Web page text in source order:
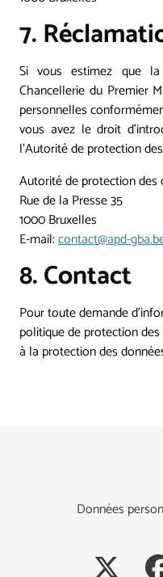
7.
Si vous estimez que
Chancellerie du Premier
personnelles
vous avez le droit
l'Autorité de protection
Autorité de protection des
Rue de la Presse 35
1000 Bruxelles
E-mail:contact@apd-
8. Contact
Pour toute demande
politique de protection
à la protection des
Données